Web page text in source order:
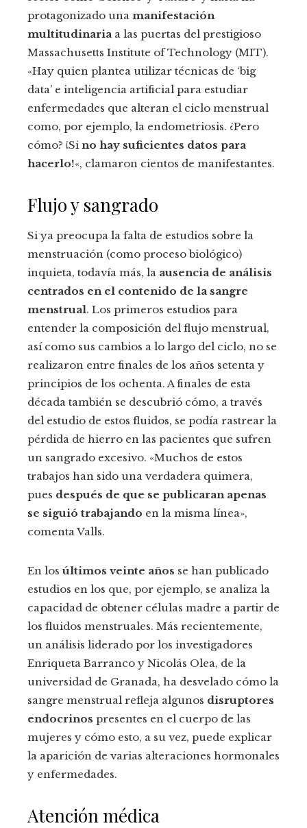
protagonizado una manifestación
multitudinaria a las puertas del prestigioso
Massachusetts Institute of Technology (MIT).
«Hay quien plantea utilizar técnicas de ‘big
data’ e inteligencia artificial para estudiar
enfermedades que alteran el ciclo menstrual
como, por ejemplo, la endometriosis. ¿Pero
cómo? ¡Si no hay suficientes datos para
hacerlo!«, clamaron cientos de manifestantes.
Flujo y sangrado
Si ya preocupa la falta de estudios sobre la
menstruación (como proceso biológico)
inquieta, todavía más, la ausencia de análisis
centrados en el contenido de la sangre
menstrual. Los primeros estudios para
entender la composición del flujo menstrual,
así como sus cambios a lo largo del ciclo, no se
realizaron entre finales de los años setenta y
principios de los ochenta. A finales de esta
década también se descubrió cómo, a través
del estudio de estos fluidos, se podía rastrear la
pérdida de hierro en las pacientes que sufren
un sangrado excesivo. «Muchos de estos
trabajos han sido una verdadera quimera,
pues después de que se publicaran apenas
se siguió trabajando en la misma línea»,
comenta Valls.
En losúltimos veinte años se han publicado
estudios en los que, por ejemplo, se analiza la
capacidad de obtener células madre a partir de
los fluidos menstruales. Más recientemente,
un análisis liderado por los investigadores
Enriqueta Barranco y Nicolás Olea, de la
universidad de Granada, ha desvelado cómo la
sangre menstrual refleja algunos disruptores
endocrinos presentes en el cuerpo de las
mujeres y cómo esto, a su vez, puede explicar
la aparición de varias alteraciones hormonales
y enfermedades.
Atención médica